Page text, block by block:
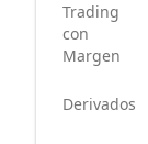
Trading
con
Margen
Derivados